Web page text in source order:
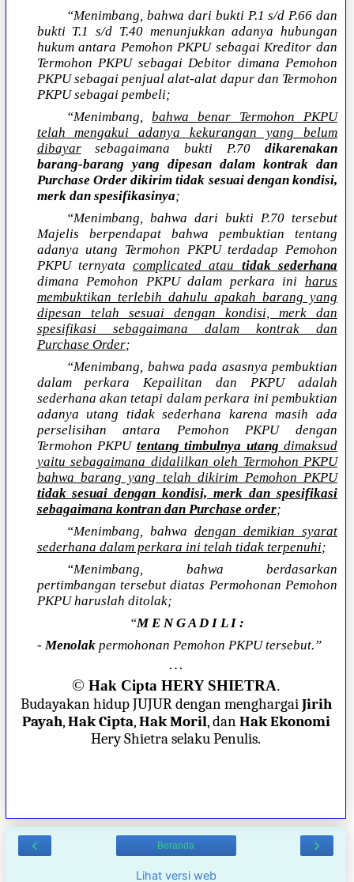
“Menimbang, bahwa dari bukti P.1 s/d P.66 dan
bukti T.1 s/d T.40 menunjukkan adanya hubungan
hukum antara Pemohon PKPU sebagai Kreditor dan
Termohon PKPU sebagai Debitor dimana Pemohon
PKPU sebagai penjual alat-alat dapur dan Termohon
PKPU sebagai pembeli;
“Menimbang,bahwa benar Termohon PKPU
telah mengakui adanya kekurangan yang belum
dibayarsebagaimana bukti P.70 dikarenakan
barang-barang yang dipesan dalam kontrak dan
Purchase Order dikirim tidak sesuai dengan kondisi,
merk dan spesifikasinya;
“Menimbang, bahwa dari bukti P.70 tersebut
Majelis berpendapat bahwa pembuktian tentang
adanya utang Termohon PKPU terdadap Pemohon
PKPU ternyatacomplicated atau tidak sederhana
dimana Pemohon PKPU dalam perkara ini harus
membuktikan terlebih dahulu apakah barang yang
dipesan telah sesuai dengan kondisi, merk dan
spesifikasi sebagaimana dalam kontrak dan
Purchase Order;
“Menimbang, bahwa pada asasnya pembuktian
dalam perkara Kepailitan dan PKPU adalah
sederhana akan tetapi dalam perkara ini pembuktian
adanya utang tidak sederhana karena masih ada
perselisihan antara Pemohon PKPU dengan
Termohon PKPU tentang timbulnya utang dimaksud
yaitu sebagaimana didalilkan oleh Termohon PKPU
bahwa barang yang telah dikirim Pemohon PKPU
tidak sesuai dengan kondisi, merk dan spesifikasi
sebagaimana kontran dan Purchase order;
“Menimbang, bahwadengan demikian syarat
sederhana dalam perkara ini telah tidak terpenuhi;
“Menimbang, bahwa berdasarkan
pertimbangan tersebut diatas Permohonan Pemohon
PKPU haruslah ditolak;
“M E N G A D I L I :
-Menolakpermohonan Pemohon PKPU tersebut.”
…
© Hak Cipta HERY SHIETRA.
Budayakan hidup JUJUR dengan menghargaiJirih
Payah,Hak Cipta,Hak Moril, danHak Ekonomi
Hery Shietra selaku Penulis.
‹ ›
Beranda
Lihat versi web